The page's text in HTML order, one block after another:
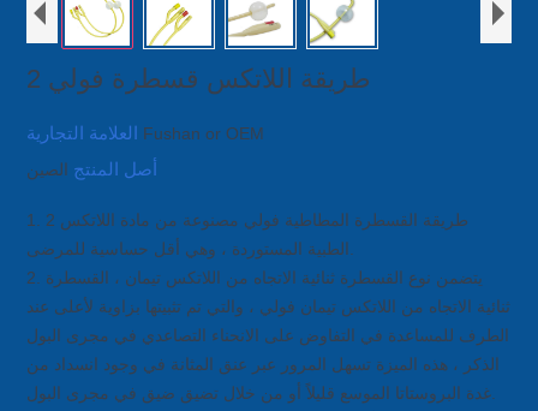
2 طريقة اللاتكس قسطرة فولي
Fushan or OEM
أصل المنتج الصين
1. 2 طريقة القسطرة المطاطية فولي مصنوعة من مادة اللاتكس
الطبية المستوردة ، وهي أقل حساسية للمرضى.
2. يتضمن نوع القسطرة ثنائية الاتجاه من اللاتكس تيمان ، القسطرة
ثنائية الاتجاه من اللاتكس تيمان فولي ، والتي تم تثبيتها بزاوية لأعلى عند
الطرف للمساعدة في التفاوض على الانحناء التصاعدي في مجرى البول
الذكر ، هذه الميزة تسهل المرور عبر عنق المثانة في وجود انسداد من
غدة البروستاتا الموسع قليلاً أو من خلال تضيق ضيق في مجرى البول.